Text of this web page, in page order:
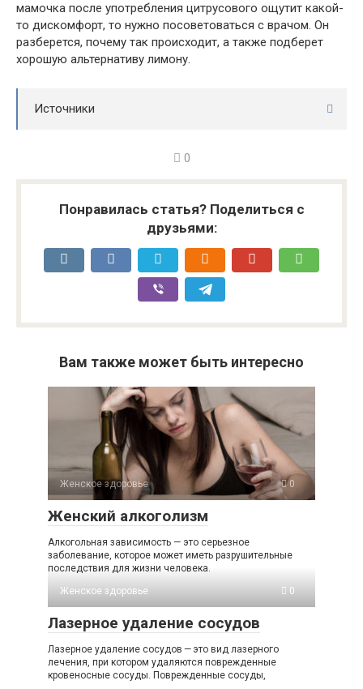
мамочка после употребления цитрусового ощутит какой-
то дискомфорт, то нужно посоветоваться с врачом. Он
разберется, почему так происходит, а также подберет
хорошую альтернативу лимону.
Источники
0
Понравилась статья? Поделиться с
друзьями:
Вам также может быть интересно
Женское здоровье 0
Женский алкоголизм
Алкогольная зависимость — это серьезное
заболевание, которое может иметь разрушительные
последствия для жизни человека.
Женское здоровье
0
Лазерное удаление сосудов
Лазерное удаление сосудов — это вид лазерного
лечения, при котором удаляются поврежденные
кровеносные сосуды. Поврежденные сосуды,